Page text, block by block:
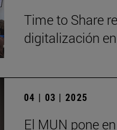
Time to Share
digitalización
04 | 03 | 2025
El MUN pone